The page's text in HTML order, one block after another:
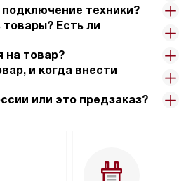
техники?
Есть ли
на товар?
и когда внести
или это предзаказ?